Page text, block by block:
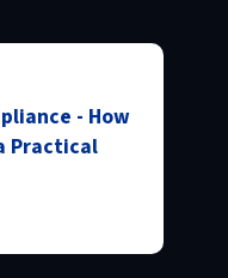
- How
Practical